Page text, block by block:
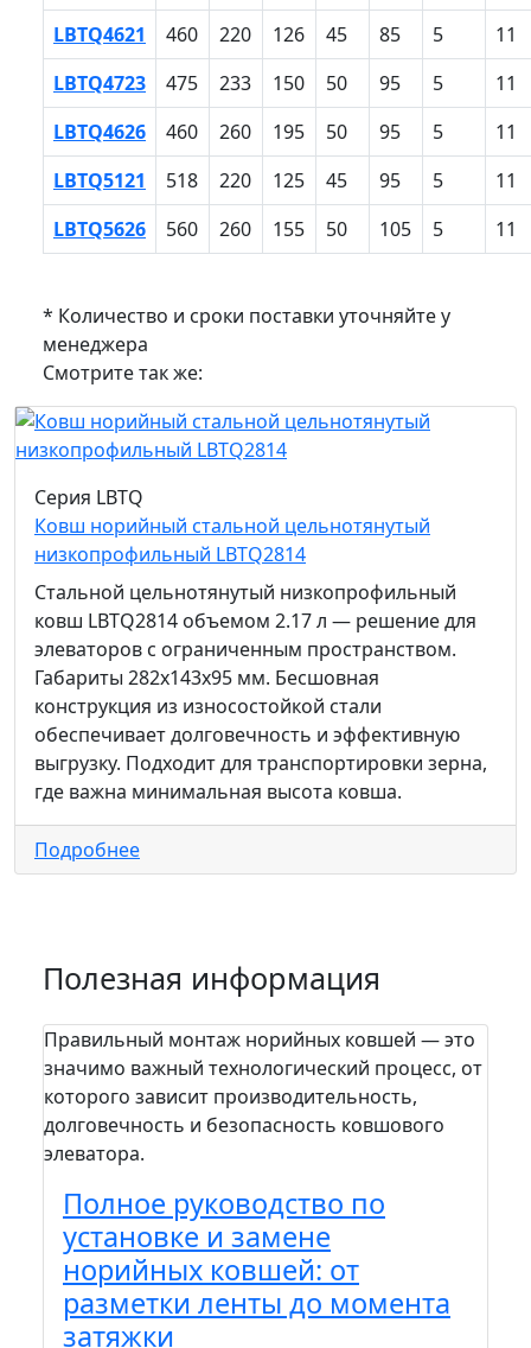
LBTQ4621
460 220 126 45 85 5
11
LBTQ4723
475 233 150 50 95 5
11
LBTQ4626
460 260 195 50 95 5
11
LBTQ5121
518 220 125 45 95 5
11
LBTQ5626
560 260 155 50 105 5 11
* Количество и сроки поставки уточняйте у
менеджера
Смотрите так же:
Серия LBTQ
Ковш норийный стальной цельнотянутый
низкопрофильный LBTQ2814
Стальной цельнотянутый низкопрофильный
ковш LBTQ2814 объемом 2.17 л — решение для
элеваторов с ограниченным пространством.
Габариты 282x143x95 мм. Бесшовная
конструкция из износостойкой стали
обеспечивает долговечность и эффективную
выгрузку. Подходит для транспортировки зерна,
где важна минимальная высота ковша.
Подробнее
Полезная информация
Правильный монтаж норийных ковшей — это
значимо важный технологический процесс, от
которого зависит производительность,
долговечность и безопасность ковшового
элеватора.
Полное руководство по
установке и замене
норийных ковшей: от
разметки ленты до момента
затяжки